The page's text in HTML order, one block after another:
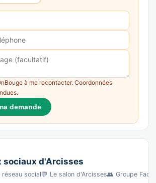
à me recontacter. Coordonnées
demande
sociaux d'Arcisses
social💬 Le salon d'Arcisses👥 Groupe